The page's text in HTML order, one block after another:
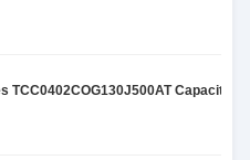
TCC0402COG130J500AT